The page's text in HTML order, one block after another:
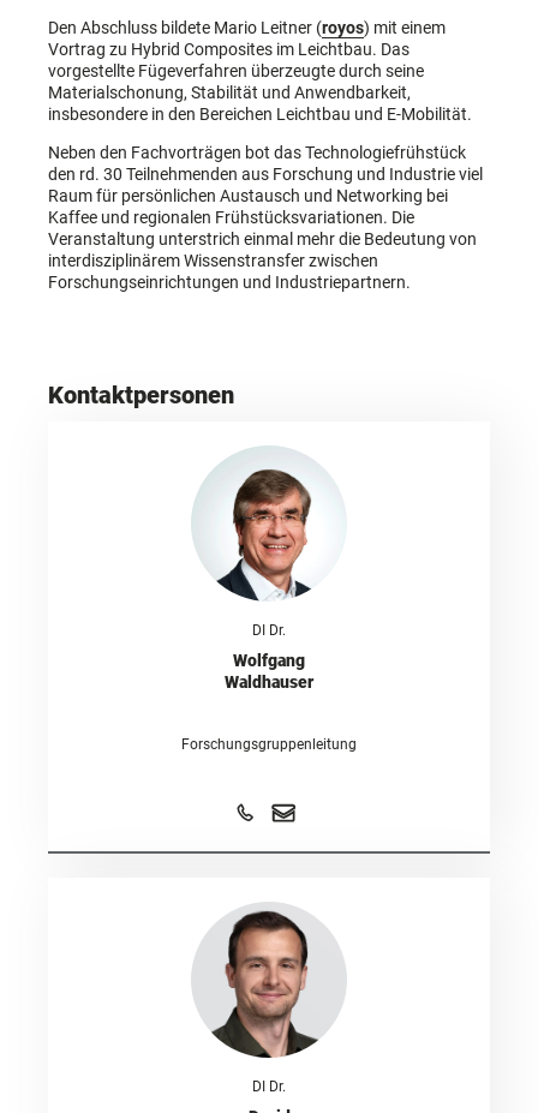
Den Abschluss bildete Mario Leitner (royos) mit einem
Vortrag zu Hybrid Composites im Leichtbau. Das
vorgestellte Fügeverfahren überzeugte durch seine
Materialschonung, Stabilität und Anwendbarkeit,
insbesondere in den Bereichen Leichtbau und E-Mobilität.
Neben den Fachvorträgen bot das Technologiefrühstück
den rd. 30 Teilnehmenden aus Forschung und Industrie viel
Raum für persönlichen Austausch und Networking bei
Kaffee und regionalen Frühstücksvariationen. Die
Veranstaltung unterstrich einmal mehr die Bedeutung von
interdisziplinärem Wissenstransfer zwischen
Forschungseinrichtungen und Industriepartnern.
Kontaktpersonen
DI Dr.
Wolfgang
Waldhauser
Forschungsgruppenleitung
DI Dr.